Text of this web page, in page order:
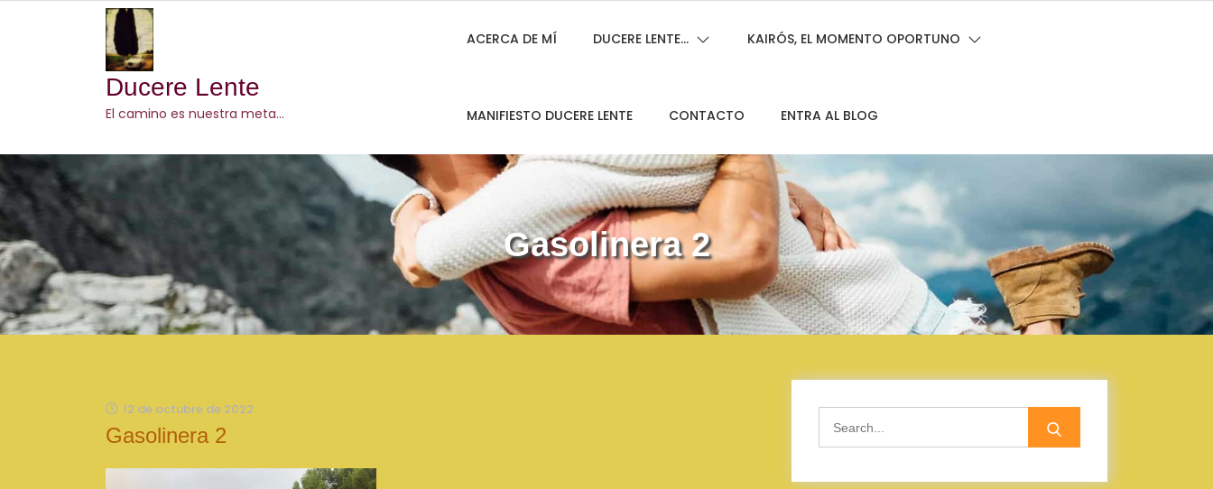
Ducere Lente
El camino es nuestra meta…
ACERCA DE MÍ DUCERE LENTE… KAIRÓS, EL MOMENTO OPORTUNO
MANIFIESTO DUCERE LENTE CONTACTO ENTRA AL BLOG
Gasolinera 2
12 de octubre de 2022
Gasolinera 2